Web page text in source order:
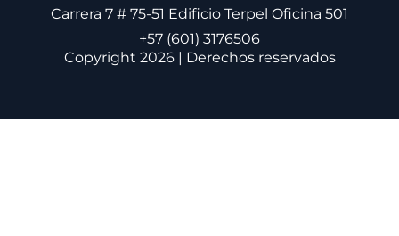
Carrera 7 # 75-51 Edificio Terpel Oficina 501
+57 (601) 3176506
Copyright 2026 | Derechos reservados